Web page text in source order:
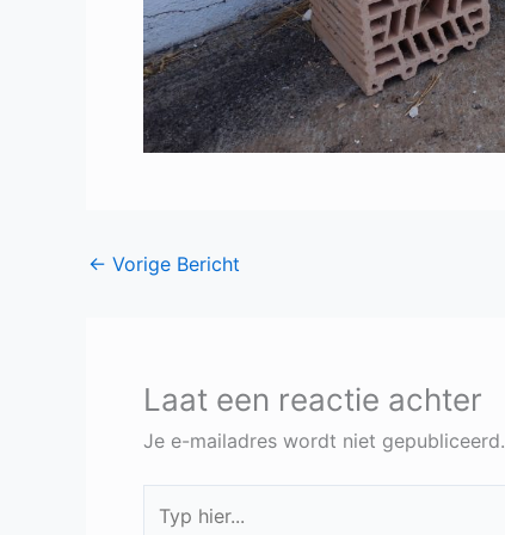
← Vorige Bericht
Laat een reactie achter
Je e-mailadres wordt niet gepubliceerd.